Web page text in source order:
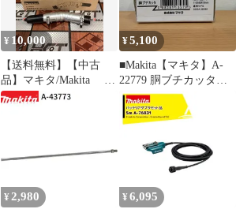
¥ 10,000
【送料無料】【中古
品】マキタ/Makita A-
75079 角度変更アタ
¥5,100
■Makita【マキタ】A-
22779 胴ブチカッタ
A25-3073、A25-3074
¥ 2,980 ¥ 6,095